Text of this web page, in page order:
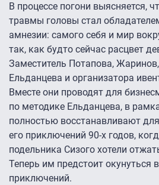
В процессе погони выясняется,
травмы головы стал
амнезии: самого себя и мир
так, как будто сейчас расцвет
Заместитель Потапова,
Ельданцева и организатора
Вместе они проводят для
по методике Ельданцева, в
полностью восстанавливают
его приключений 90-х годов,
подельника Сизого хотели
Теперь им предстоит окунуться
приключений.